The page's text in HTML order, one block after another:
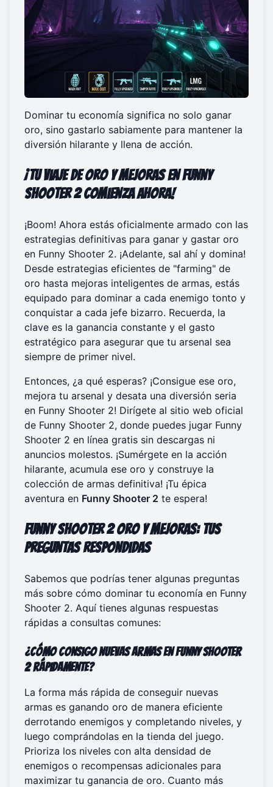
Dominar tu economía significa no solo ganar
oro, sino gastarlo sabiamente para mantener la
diversión hilarante y llena de acción.
¡Tu Viaje de Oro y Mejoras en Funny
Shooter 2 Comienza Ahora!
¡Boom! Ahora estás oficialmente armado con las
estrategias definitivas para ganar y gastar oro
en Funny Shooter 2. ¡Adelante, sal ahí y domina!
Desde estrategias eficientes de "farming" de
oro hasta mejoras inteligentes de armas, estás
equipado para dominar a cada enemigo tonto y
conquistar a cada jefe bizarro. Recuerda, la
clave es la ganancia constante y el gasto
estratégico para asegurar que tu arsenal sea
siempre de primer nivel.
Entonces, ¿a qué esperas? ¡Consigue ese oro,
mejora tu arsenal y desata una diversión seria
en Funny Shooter 2! Dirígete al sitio web oficial
de Funny Shooter 2, donde puedes jugar Funny
Shooter 2 en línea gratis sin descargas ni
anuncios molestos. ¡Sumérgete en la acción
hilarante, acumula ese oro y construye la
colección de armas definitiva! ¡Tu épica
aventura en Funny Shooter 2 te espera!
Funny Shooter 2 Oro y Mejoras: Tus
Preguntas Respondidas
Sabemos que podrías tener algunas preguntas
más sobre cómo dominar tu economía en Funny
Shooter 2. Aquí tienes algunas respuestas
rápidas a consultas comunes:
¿Cómo consigo nuevas armas en Funny Shooter
2 rápidamente?
La forma más rápida de conseguir nuevas
armas es ganando oro de manera eficiente
derrotando enemigos y completando niveles, y
luego comprándolas en la tienda del juego.
Prioriza los niveles con alta densidad de
enemigos o recompensas adicionales para
maximizar tu ganancia de oro. Cuanto más